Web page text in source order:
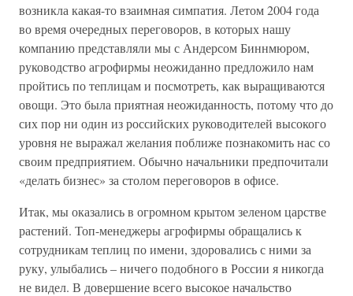
возникла какая-то взаимная симпатия. Летом 2004 года
во время очередных переговоров, в которых нашу
компанию представляли мы с Андерсом Биннмюром,
руководство агрофирмы неожиданно предложило нам
пройтись по теплицам и посмотреть, как выращиваются
овощи. Это была приятная неожиданность, потому что до
сих пор ни один из российских руководителей высокого
уровня не выражал желания поближе познакомить нас со
своим предприятием. Обычно начальники предпочитали
«делать бизнес» за столом переговоров в офисе.
Итак, мы оказались в огромном крытом зеленом царстве
растений. Топ-менеджеры агрофирмы обращались к
сотрудникам теплиц по имени, здоровались с ними за
руку, улыбались – ничего подобного в России я никогда
не видел. В довершение всего высокое начальство